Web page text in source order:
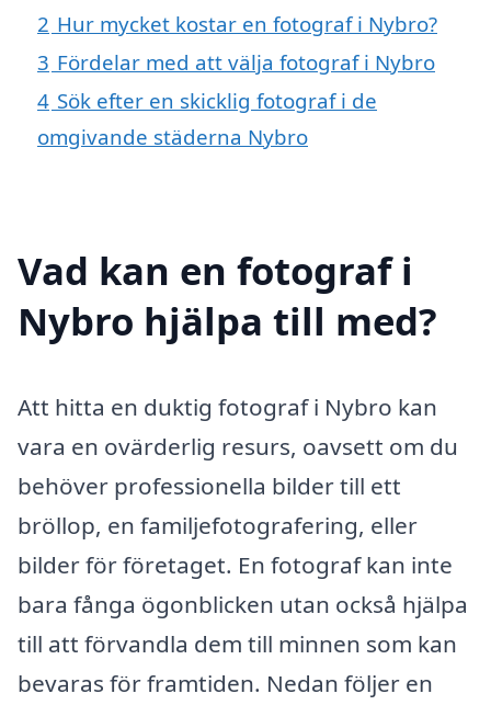
2 Hur mycket kostar en fotograf i Nybro?
3 Fördelar med att välja fotograf i Nybro
4 Sök efter en skicklig fotograf i de
omgivande städerna Nybro
Vad kan en fotograf i
Nybro hjälpa till med?
Att hitta en duktig fotograf i Nybro kan
vara en ovärderlig resurs, oavsett om du
behöver professionella bilder till ett
bröllop, en familjefotografering, eller
bilder för företaget. En fotograf kan inte
bara fånga ögonblicken utan också hjälpa
till att förvandla dem till minnen som kan
bevaras för framtiden. Nedan följer en